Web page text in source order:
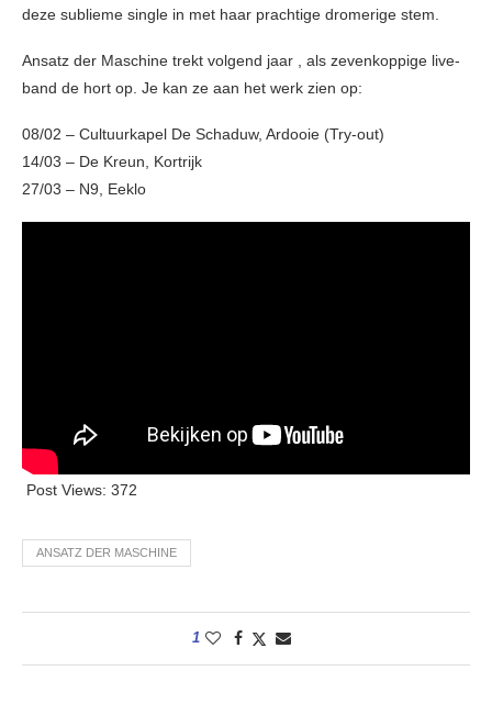
deze sublieme single in met haar prachtige dromerige stem.
Ansatz der Maschine trekt volgend jaar , als zevenkoppige live-
band de hort op. Je kan ze aan het werk zien op:
08/02 – Cultuurkapel De Schaduw, Ardooie (Try-out)
14/03 – De Kreun, Kortrijk
27/03 – N9, Eeklo
Post Views: 372
ANSATZ DER MASCHINE
1